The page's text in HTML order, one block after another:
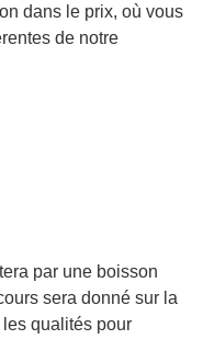
dans le prix, où vous
de notre
par une boisson
sera donné sur la
qualités pour